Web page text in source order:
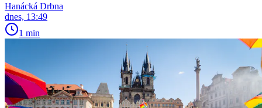
Hanácká Drbna
dnes, 13:49
1 min